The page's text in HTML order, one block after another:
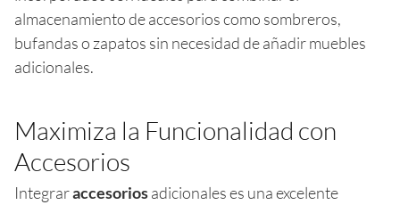
almacenamiento de accesorios como sombreros,
bufandas o zapatos sin necesidad de añadir muebles
adicionales.
Maximiza la Funcionalidad con
Accesorios
Integraraccesoriosadicionales es una excelente